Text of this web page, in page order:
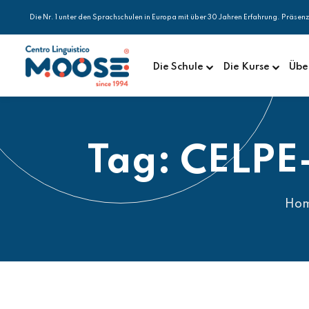
Die Nr. 1 unter den Sprachschulen in Europa mit über 30 Jahren Erfahrung.
Die Schule Die Kurse
Tag: